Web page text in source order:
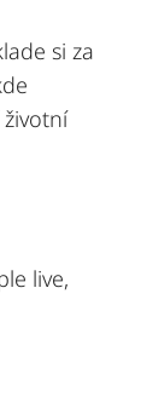
si za
live,